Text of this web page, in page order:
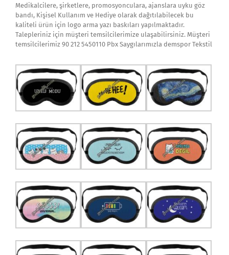
Medikalcilere, şirketlere, promosyonculara, ajanslara uyku göz
bandı, Kişisel Kullanım ve Hediye olarak dağıtılabilecek bu
kaliteli ürün için logo arma yazı baskıları yapılmaktadır.
Talepleriniz için müşteri temsilcilerimize ulaşabilirsiniz. Müşteri
temsilcilerimiz 90 212 5450110 Pbx Saygılarımızla demspor Tekstil